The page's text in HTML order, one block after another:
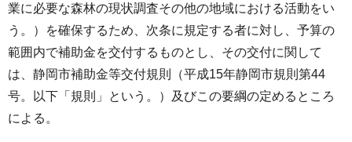
業に必要な森林の現状調査その他の地域における活動をい
う。）を確保するため、次条に規定する者に対し、予算の
範囲内で補助金を交付するものとし、その交付に関して
は、静岡市補助金等交付規則（平成15年静岡市規則第44
号。以下「規則」という。）及びこの要綱の定めるところ
による。